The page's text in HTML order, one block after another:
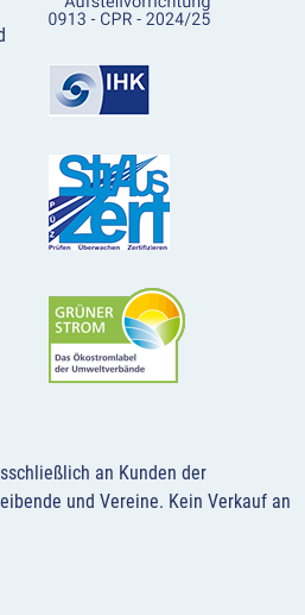
an Kunden der
und Vereine. Kein Verkauf an